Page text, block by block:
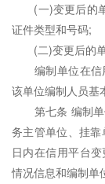
(一)变更后的单
证件类型和号码;
(二)变更后的单
编制单位在信
该单位编制人员基
第七条 编制单
务主管单位、挂
日内在信用平台
情况信息和编制单